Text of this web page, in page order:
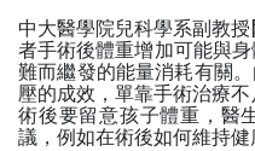
中大醫學院兒科學系副教授
者手術後體重增加可能與
難而繼發的能量消耗有關
壓的成效，單靠手術治療
術後要留意孩子體重，醫
議，例如在術後如何維持健